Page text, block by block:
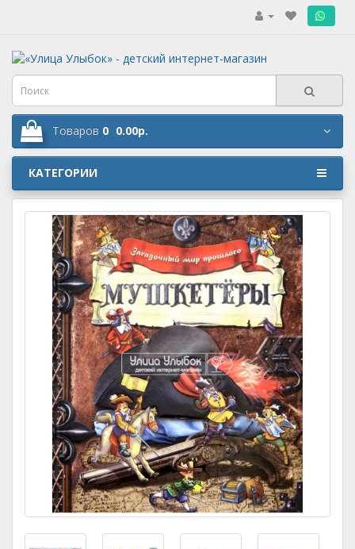
Товаров 0 0.00р.
КАТЕГОРИИ